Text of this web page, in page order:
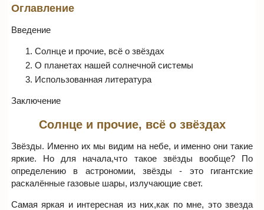
Оглавление
Введение
Солнце и прочие, всё о звёздах
О планетах нашей солнечной системы
Использованная литература
Заключение
Солнце и прочие, всё о звёздах
Звёзды. Именно их мы видим на небе, и именно они такие
яркие. Но для начала,что такое звёзды вообще? По
определению в астрономии, звёзды - это гигантские
раскалённые газовые шары, излучающие свет.
Самая яркая и интересная из них,как по мне, это звезда